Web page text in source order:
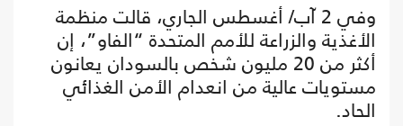
وفي 2 آب/ أغسطس الجاري، قالت منظمة
الأغذية والزراعة للأمم المتحدة “الفاو”، إن
أكثر من 20 مليون شخص بالسودان يعانون
مستويات عالية من انعدام الأمن الغذائي
الحاد.